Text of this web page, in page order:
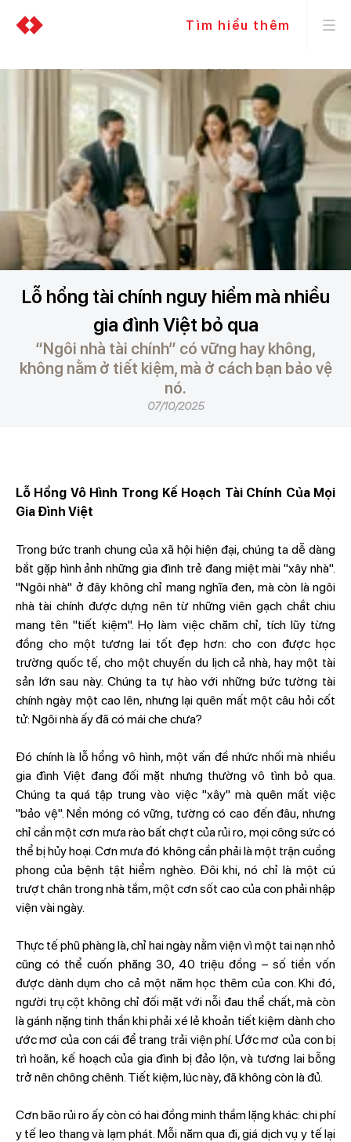
Tìm hiểu thêm
Lỗ hổng tài chính nguy hiểm mà nhiều
gia đình Việt bỏ qua
“Ngôi nhà tài chính” có vững hay không,
không nằm ở tiết kiệm, mà ở cách bạn bảo vệ
nó.
07/10/2025
Lỗ Hổng Vô Hình Trong Kế Hoạch Tài Chính Của Mọi
Gia Đình Việt
Trong bức tranh chung của xã hội hiện đại, chúng ta dễ dàng
bắt gặp hình ảnh những gia đình trẻ đang miệt mài "xây nhà".
"Ngôi nhà" ở đây không chỉ mang nghĩa đen, mà còn là ngôi
nhà tài chính được dựng nên từ những viên gạch chắt chiu
mang tên "tiết kiệm". Họ làm việc chăm chỉ, tích lũy từng
đồng cho một tương lai tốt đẹp hơn: cho con được học
trường quốc tế, cho một chuyến du lịch cả nhà, hay một tài
sản lớn sau này. Chúng ta tự hào với những bức tường tài
chính ngày một cao lên, nhưng lại quên mất một câu hỏi cốt
tử: Ngôi nhà ấy đã có mái che chưa?
Đó chính là lỗ hổng vô hình, một vấn đề nhức nhối mà nhiều
gia đình Việt đang đối mặt nhưng thường vô tình bỏ qua.
Chúng ta quá tập trung vào việc "xây" mà quên mất việc
"bảo vệ". Nền móng có vững, tường có cao đến đâu, nhưng
chỉ cần một cơn mưa rào bất chợt của rủi ro, mọi công sức có
thể bị hủy hoại. Cơn mưa đó không cần phải là một trận cuồng
phong của bệnh tật hiểm nghèo. Đôi khi, nó chỉ là một cú
trượt chân trong nhà tắm, một cơn sốt cao của con phải nhập
viện vài ngày.
Thực tế phũ phàng là, chỉ hai ngày nằm viện vì một tai nạn nhỏ
cũng có thể cuốn phăng 30, 40 triệu đồng – số tiền vốn
được dành dụm cho cả một năm học thêm của con. Khi đó,
người trụ cột không chỉ đối mặt với nỗi đau thể chất, mà còn
là gánh nặng tinh thần khi phải xé lẻ khoản tiết kiệm dành cho
ước mơ của con cái để trang trải viện phí. Ước mơ của con bị
trì hoãn, kế hoạch của gia đình bị đảo lộn, và tương lai bỗng
trở nên chông chênh. Tiết kiệm, lúc này, đã không còn là đủ.
Cơn bão rủi ro ấy còn có hai đồng minh thầm lặng khác: chi phí
y tế leo thang và lạm phát. Mỗi năm qua đi, giá dịch vụ y tế lại